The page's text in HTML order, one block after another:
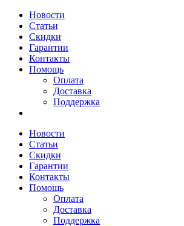
Новости
Статьи
Скидки
Гарантии
Контакты
Помощь
Оплата
Доставка
Поддержка
Новости
Статьи
Скидки
Гарантии
Контакты
Помощь
Оплата
Доставка
Поддержка